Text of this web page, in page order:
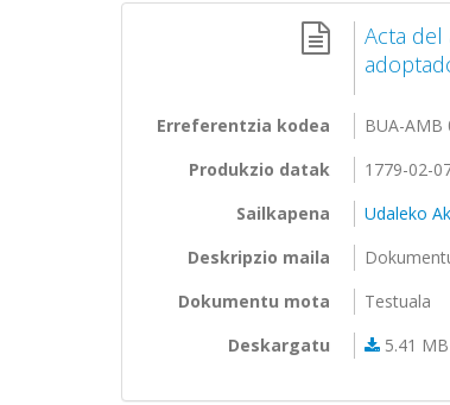
Acta
Erreferentzia kodea
BUA-AMB
Produkzio datak
1779-02-
Sailkapena
Udaleko
Deskripzio maila
Dokumentu mota
Testuala
Deskargatu
5.41 MB